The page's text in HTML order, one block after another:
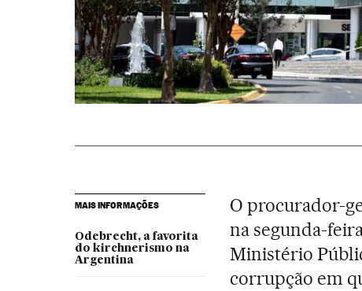
MAIS INFORMAÇÕES
Odebrecht, a favorita
do kirchnerismo na
Argentina
O procurador-
na segunda-
Ministério
corrupção em